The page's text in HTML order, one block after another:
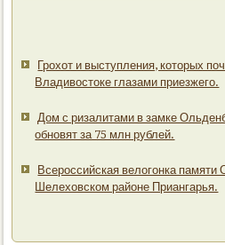
Грохот и выступления, которых
Владивостоке глазами приезжего.
Дом с ризалитами в замке
обновят за 75 млн рублей.
Всероссийская велогонка памяти
Шелеховском районе Приангарья.